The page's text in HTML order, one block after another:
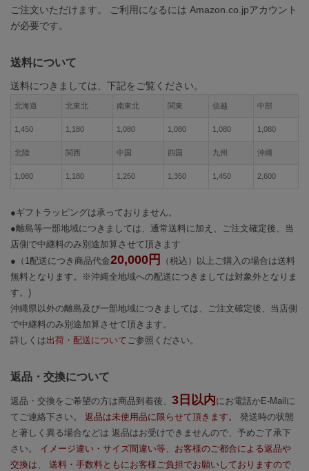
ご注文いただけます。 ご利用になるには Amazon.co.jpアカウント
が必要です。
送料について
送料につきましては、下記をご覧ください。
北海道 北東北 南東北 関東 信越 中部
1,450 1,180 1,080 1,080 1,080 1,080
北陸 関西 中国 四国 九州 沖縄
1,080 1,180 1,250 1,350 1,450 2,600
●ギフトラッピングは承っておりません。
●離島等一部地域につきましては、通常送料に加え、ご注文確定後、当
店側で中継料のみ別途加算させて頂きます
●（1配送につき商品代金20,000円
（税込）以上ご購入の場合は送料
無料となります。※沖縄全地域への配送につきましては対象外となりま
す。)
沖縄県以外の離島及び一部地域につきましては、ご注文確定後、当店側
で中継料のみ別途加算させて頂きます。
詳しくは出荷・配送について ご参照ください。
返品・交換について
返品・交換をご希望の方は商品到着後、 3日以内にお電話かE-Mailに
てご連絡下さい。 返品は未使用品に限らせて頂きます。
発送時の状態
と著しく異る場合などは 返品はお受けできませんので、予めご了承下
さい。 イメージ違い・サイズ間違い等、お客様のご都合による返品や
交換は、 送料・手数料ともにお客様ご負担でお願いしておりますので